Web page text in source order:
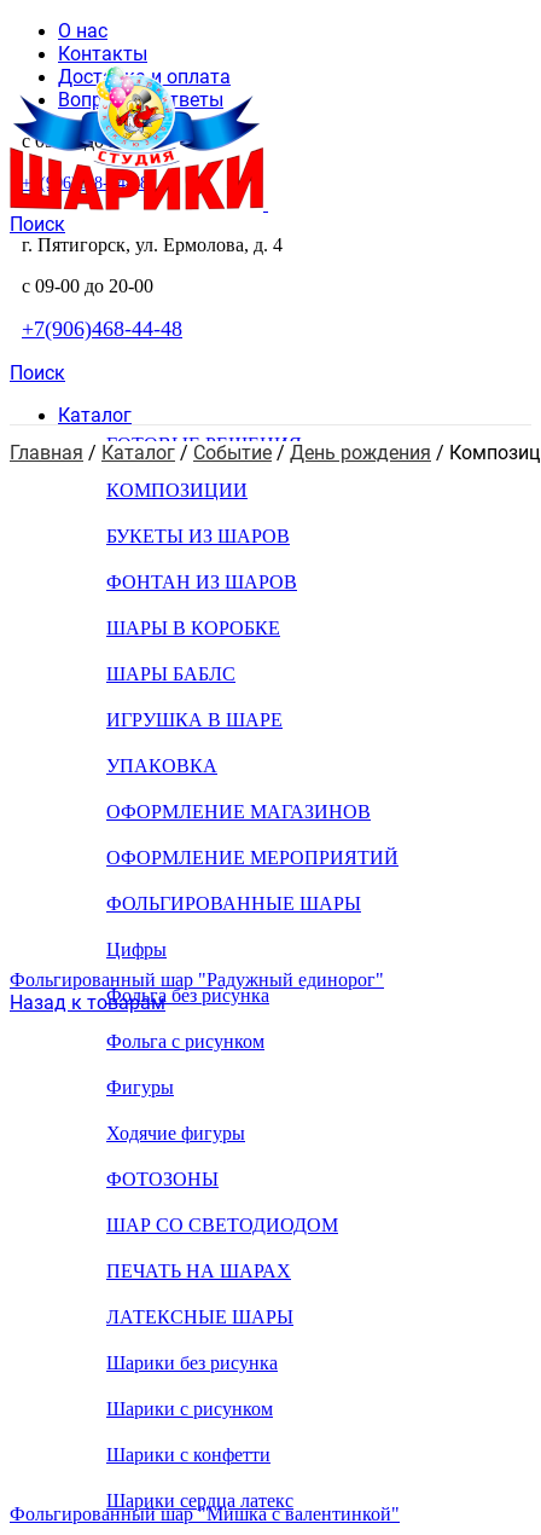
О нас
Контакты
Доставка и оплата
Вопросы и ответы
с 09-00 до 20-00
+7(906)468-44-48
Поиск
г. Пятигорск, ул. Ермолова, д. 4
с 09-00 до 20-00
+7(906)468-44-48
Поиск
Каталог
ГОТОВЫЕ РЕШЕНИЯ
КОМПОЗИЦИИ
БУКЕТЫ ИЗ ШАРОВ
ФОНТАН ИЗ ШАРОВ
ШАРЫ В КОРОБКЕ
ШАРЫ БАБЛС
ИГРУШКА В ШАРЕ
УПАКОВКА
ОФОРМЛЕНИЕ МАГАЗИНОВ
ОФОРМЛЕНИЕ МЕРОПРИЯТИЙ
ФОЛЬГИРОВАННЫЕ ШАРЫ
Цифры
Фольга без рисунка
Фольга с рисунком
Фигуры
Ходячие фигуры
ФОТОЗОНЫ
ШАР СО СВЕТОДИОДОМ
ПЕЧАТЬ НА ШАРАХ
ЛАТЕКСНЫЕ ШАРЫ
Шарики без рисунка
Шарики с рисунком
Шарики с конфетти
Шарики сердца латекс
Главная / Каталог / Событие / День рождения /
Фольгированный шар "Радужный единорог"
Назад к товарам
Фольгированный шар "Мишка с валентинкой"